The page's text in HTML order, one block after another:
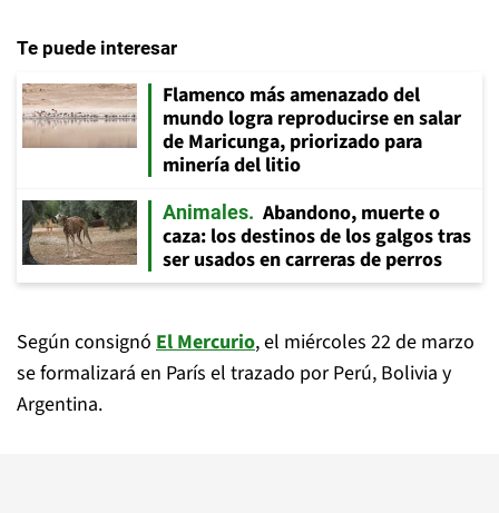
Te puede interesar
Flamenco más amenazado del
mundo logra reproducirse en salar
de Maricunga, priorizado para
minería del litio
Animales
Abandono, muerte o
caza: los destinos de los galgos tras
ser usados en carreras de perros
Según consignó El Mercurio, el miércoles 22 de marzo
se formalizará en París el trazado por Perú, Bolivia y
Argentina.